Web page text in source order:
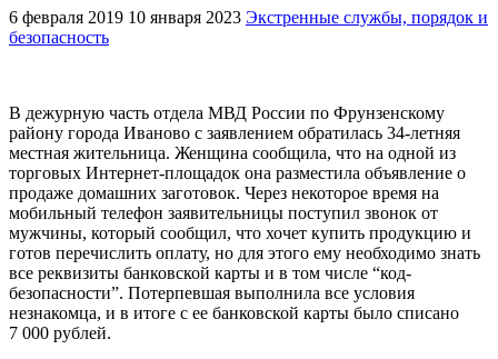
6 февраля 2019 10 января 2023 Экстренные службы, порядок и
безопасность
В дежурную часть отдела МВД России по Фрунзенскому
району города Иваново с заявлением обратилась 34-летняя
местная жительница. Женщина сообщила, что на одной из
торговых Интернет-площадок она разместила объявление о
продаже домашних заготовок. Через некоторое время на
мобильный телефон заявительницы поступил звонок от
мужчины, который сообщил, что хочет купить продукцию и
готов перечислить оплату, но для этого ему необходимо знать
все реквизиты банковской карты и в том числе “код-
безопасности”. Потерпевшая выполнила все условия
незнакомца, и в итоге с ее банковской карты было списано
7 000 рублей.